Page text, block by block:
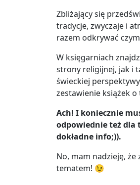
Zbliżający się
tradycje, zwyczaje i
razem odkrywać
W księgarniach
strony religijnej, jak i
świeckiej
zestawienie książek
Ach! I koniecznie
odpowiednie też dla
dokładne info;)).
No, mam nadzieję,
tematem! 😉